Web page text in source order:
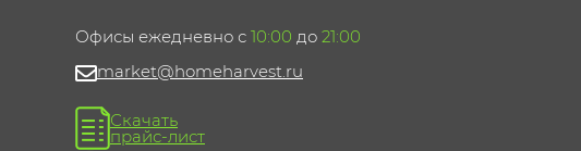
Офисы ежедневно с 10:00 до 21:00
market@homeharvest.ru
Скачать
прайс-лист